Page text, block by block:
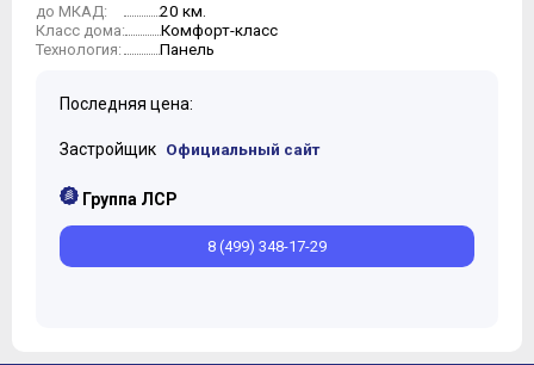
до МКАД: 20 км.
Класс дома: Комфорт-класс
Технология: Панель
Последняя цена:
Застройщик Официальный сайт
Группа ЛСР
8 (499) 348-17-29